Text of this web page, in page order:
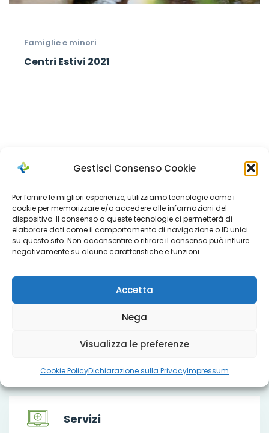
Gestisci Consenso Cookie
Per fornire le migliori esperienze, utilizziamo tecnologie come i
cookie per memorizzare e/o accedere alle informazioni del
dispositivo. Il consenso a queste tecnologie ci permetterà di
elaborare dati come il comportamento di navigazione o ID unici
su questo sito. Non acconsentire o ritirare il consenso può influire
negativamente su alcune caratteristiche e funzioni.
Accetta
Nega
Visualizza le preferenze
Cookie PolicyDichiarazione sulla PrivacyImpressum
Famiglie e minori
Centri Estivi 2021
Cerca
for:
Che cosa facciamo
Servizi